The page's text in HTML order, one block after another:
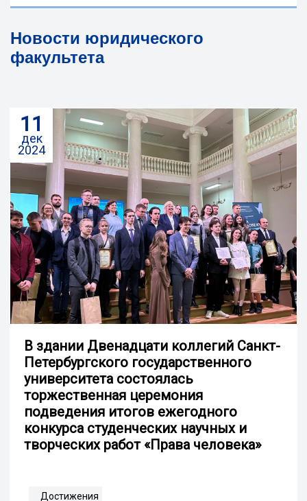
Новости юридического
факультета
11
дек
2024
В здании Двенадцати коллегий Санкт-
Петербургского государственного
университета состоялась
торжественная церемония
подведения итогов ежегодного
конкурса студенческих научных и
творческих работ «Права человека»
Достижения